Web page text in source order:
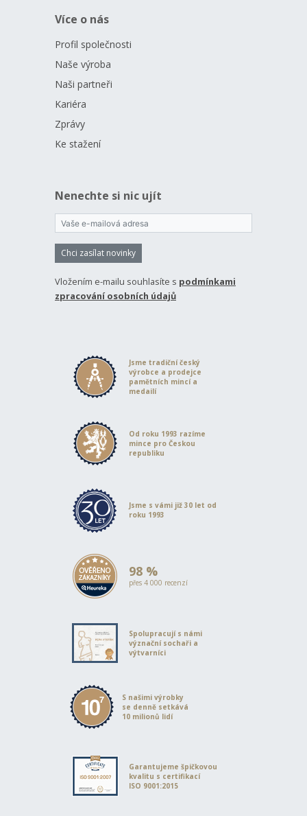
Více o nás
Profil společnosti
Naše výroba
Naši partneři
Kariéra
Zprávy
Ke stažení
Nenechte si nic ujít
Chci zasílat novinky
Vložením e-mailu souhlasíte s podmínkami
zpracování osobních údajů
Jsme tradiční český
výrobce a prodejce
pamětních mincí a
medailí
Od roku 1993 razíme
mince pro Českou
republiku
Jsme s vámi již 30 let od
roku 1993
98 %
přes 4 000 recenzí
Spolupracují s námi
význační sochaři a
výtvarníci
S našimi výrobky
se denně setkává
10 milionů lidí
Garantujeme špičkovou
kvalitu s certifikací
ISO 9001:2015